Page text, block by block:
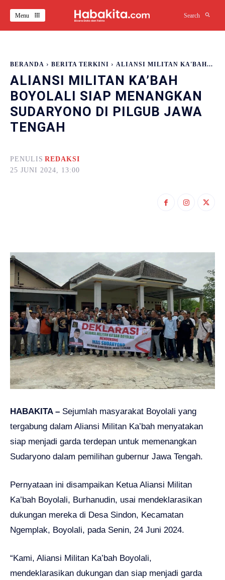
Menu Search
BERANDA BERITA TERKINI ALIANSI MILITAN KA'BAH...
ALIANSI MILITAN KA’BAH
BOYOLALI SIAP MENANGKAN
SUDARYONO DI PILGUB JAWA
TENGAH
PENULIS REDAKSI
25 JUNI 2024, 13:00
HABAKITA – Sejumlah masyarakat Boyolali yang
tergabung dalam Aliansi Militan Ka’bah menyatakan
siap menjadi garda terdepan untuk memenangkan
Sudaryono dalam pemilihan gubernur Jawa Tengah.
Pernyataan ini disampaikan Ketua Aliansi Militan
Ka’bah Boyolali, Burhanudin, usai mendeklarasikan
dukungan mereka di Desa Sindon, Kecamatan
Ngemplak, Boyolali, pada Senin, 24 Juni 2024.
“Kami, Aliansi Militan Ka’bah Boyolali,
mendeklarasikan dukungan dan siap menjadi garda